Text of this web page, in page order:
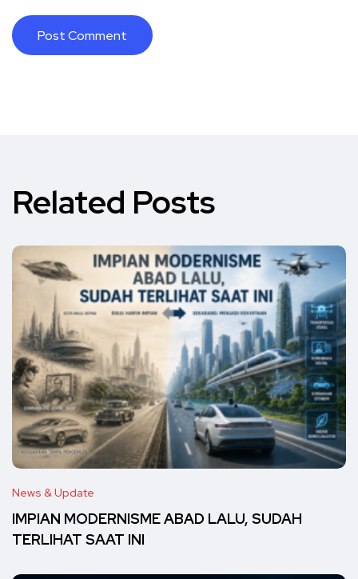
Related Posts
News & Update
IMPIAN MODERNISME ABAD LALU, SUDAH
TERLIHAT SAAT INI